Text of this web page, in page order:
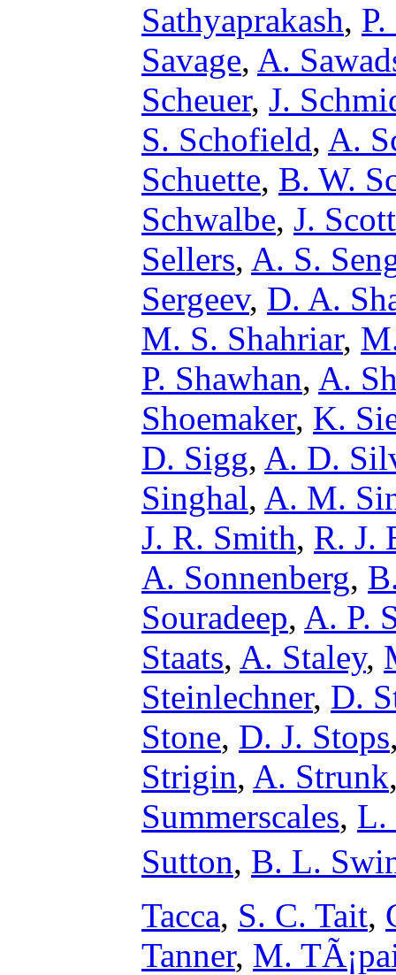
Sathyaprakash,
Savage, A.
Scheuer, J.
S. Schofield, A.
Schuette, B. W.
Schwalbe, J. Scott
Sellers, A. S.
Sergeev, D. A.
M. S. Shahriar,
P. Shawhan, A.
Shoemaker, K.
D. Sigg, A. D.
Singhal, A. M.
J. R. Smith, R. J.
A. Sonnenberg,
Souradeep, A. P.
Staats, A. Staley,
Steinlechner, D.
Stone, D. J. Stops
Strigin, A. Strunk
Summerscales, L.
Sutton, B. L.
Tacca, S. C. Tait,
Tanner, M.